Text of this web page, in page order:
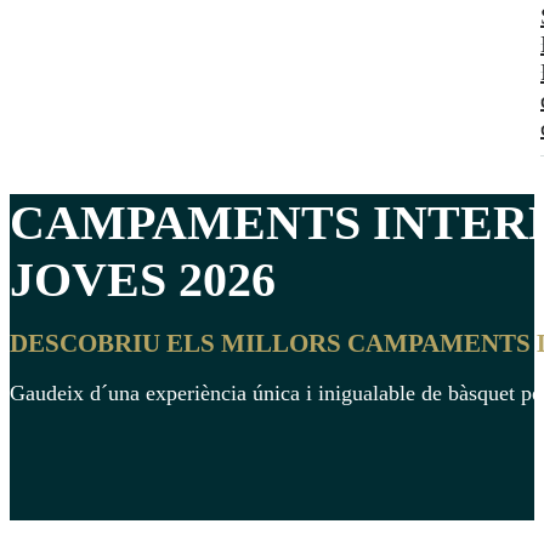
CAMPAMENTS
JOVES 2026
DESCOBRIU ELS MILLORS CAMPAMENTS
Gaudeix d´una experiència única i inigualable de bàsquet